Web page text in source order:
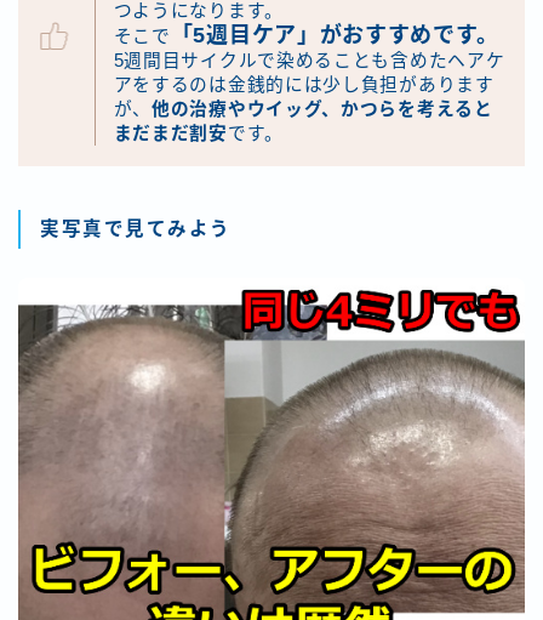
つようになります。
そこで
「5週目ケア」がおすすめです。
5週間目サイクルで染めることも含めたヘアケ
アをするのは金銭的には少し負担があります
が、他の治療やウイッグ、かつらを考えると
まだまだ割安です。
実写真で見てみよう